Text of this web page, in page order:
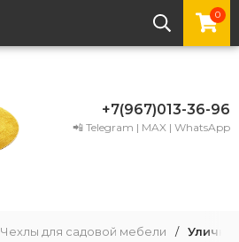
0
+7(967)013-36-96
📲 Telegram | MAX | WhatsApp
Чехлы для садовой мебели /